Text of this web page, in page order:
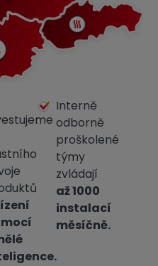
Interně
odborně
proškolené
týmy
zvládají
až 1000
instalací
měsíčně.